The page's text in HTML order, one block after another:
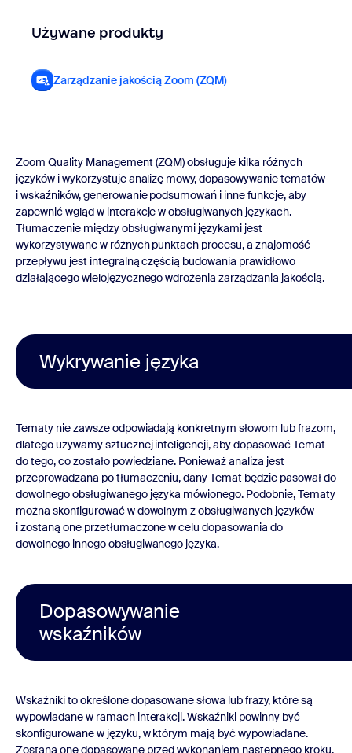
Używane produkty
Zarządzanie jakością Zoom (ZQM)
Zoom Quality Management (ZQM) obsługuje kilka różnych
języków i wykorzystuje analizę mowy, dopasowywanie tematów
i wskaźników, generowanie podsumowań i inne funkcje, aby
zapewnić wgląd w interakcje w obsługiwanych językach.
Tłumaczenie między obsługiwanymi językami jest
wykorzystywane w różnych punktach procesu, a znajomość
przepływu jest integralną częścią budowania prawidłowo
działającego wielojęzycznego wdrożenia zarządzania jakością.
Wykrywanie języka
Tematy nie zawsze odpowiadają konkretnym słowom lub frazom,
dlatego używamy sztucznej inteligencji, aby dopasować Temat
do tego, co zostało powiedziane. Ponieważ analiza jest
przeprowadzana po tłumaczeniu, dany Temat będzie pasował do
dowolnego obsługiwanego języka mówionego. Podobnie, Tematy
można skonfigurować w dowolnym z obsługiwanych języków
i zostaną one przetłumaczone w celu dopasowania do
dowolnego innego obsługiwanego języka.
Dopasowywanie
wskaźników
Wskaźniki to określone dopasowane słowa lub frazy, które są
wypowiadane w ramach interakcji. Wskaźniki powinny być
skonfigurowane w języku, w którym mają być wypowiadane.
Zostaną one dopasowane przed wykonaniem następnego kroku.